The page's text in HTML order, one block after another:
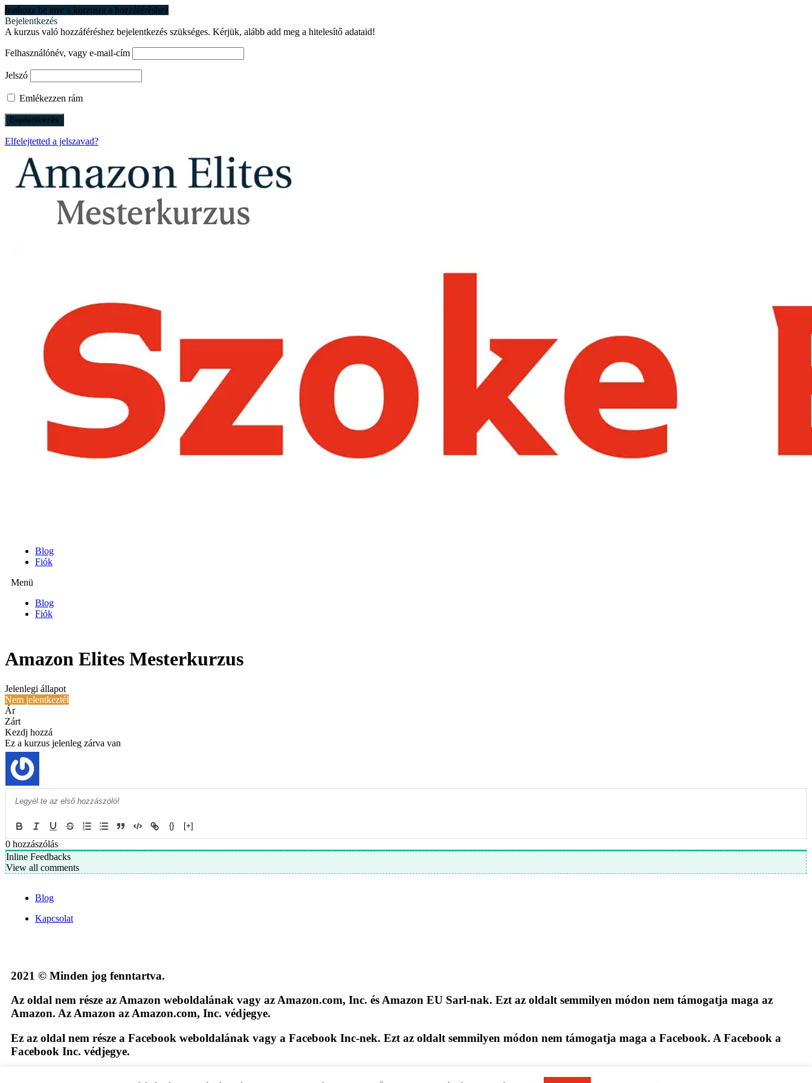
Iratkozz be erre a kurzusra a hozzáféréshez
Bejelentkezés
A kurzus való hozzáféréshez bejelentkezés szükséges. Kérjük, alább add meg a hitelesítő adataid!
Felhasználónév, vagy e-mail-cím
Jelszó
Emlékezzen rám
Elfelejtetted a jelszavad?
Blog
Fiók
Menü
Blog
Fiók
Amazon Elites Mesterkurzus
Jelenlegi állapot
Nem jelentkeztél
Ár
Zárt
Kezdj hozzá
Ez a kurzus jelenleg zárva van
{} [+]
0 hozzászólás
Inline Feedbacks
View all comments
Blog
Kapcsolat
2021 © Minden jog fenntartva.
Az oldal nem része az Amazon weboldalának vagy az Amazon.com, Inc. és Amazon EU Sarl-nak. Ezt az oldalt semmilyen módon nem támogatja maga az
Amazon. Az Amazon az Amazon.com, Inc. védjegye.
Ez az oldal nem része a Facebook weboldalának vagy a Facebook Inc-nek. Ezt az oldalt semmilyen módon nem támogatja maga a Facebook. A Facebook a
Facebook Inc. védjegye.